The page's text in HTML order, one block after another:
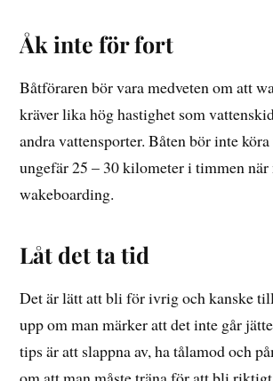
Åk inte för fort
Båtföraren bör vara medveten om att
kräver lika hög hastighet som
andra vattensporter. Båten bör inte
ungefär 25 – 30 kilometer i timmen när
wakeboarding.
Låt det ta tid
Det är lätt att bli för ivrig och kanske
upp om man märker att det inte går
tips är att slappna av, ha tålamod och